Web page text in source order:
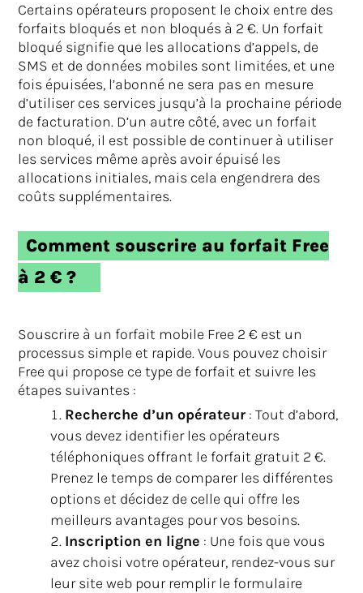
Certains opérateurs proposent le choix entre des
forfaits bloqués et non bloqués à 2 €. Un forfait
bloqué signifie que les allocations d’appels, de
SMS et de données mobiles sont limitées, et une
fois épuisées, l’abonné ne sera pas en mesure
d’utiliser ces services jusqu’à la prochaine période
de facturation. D’un autre côté, avec un forfait
non bloqué, il est possible de continuer à utiliser
les services même après avoir épuisé les
allocations initiales, mais cela engendrera des
coûts supplémentaires.
Comment souscrire au forfait Free
à 2 € ?
Souscrire à un forfait mobile Free 2 € est un
processus simple et rapide. Vous pouvez choisir
Free qui propose ce type de forfait et suivre les
étapes suivantes :
Recherche d’un opérateur : Tout d’abord,
vous devez identifier les opérateurs
téléphoniques offrant le forfait gratuit 2 €.
Prenez le temps de comparer les différentes
options et décidez de celle qui offre les
meilleurs avantages pour vos besoins.
Inscription en ligne : Une fois que vous
avez choisi votre opérateur, rendez-vous sur
leur site web pour remplir le formulaire